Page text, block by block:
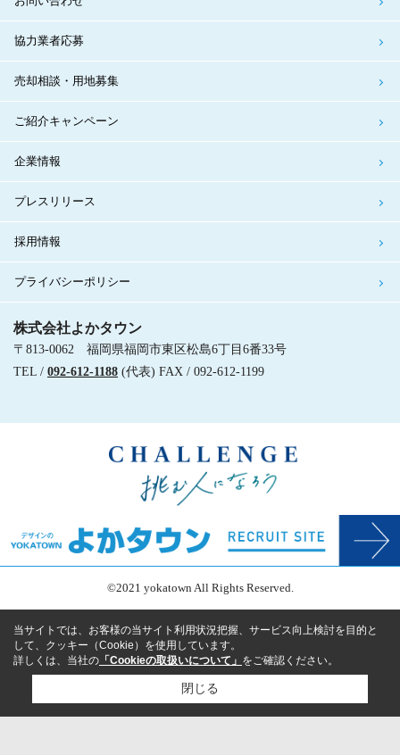
協力業者応募
売却相談・用地募集
ご紹介キャンペーン
企業情報
プレスリリース
採用情報
プライバシーポリシー
株式会社よかタウン
〒813-0062 福岡県福岡市東区松島6丁目6番33号
TEL / 092-612-1188 (代表) FAX / 092-612-1199
©2021 yokatown All Rights Reserved.
当サイトでは、お客様の当サイト利用状況把握、サービス向上検討を目的と
して、クッキー（Cookie）を使用しています。
詳しくは、当社の 「Cookieの取扱いについて」 をご確認ください。
閉じる